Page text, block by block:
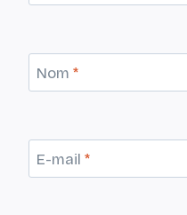
Nom *
E-mail *